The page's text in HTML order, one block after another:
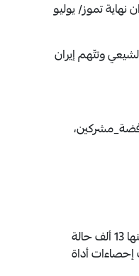
نهاية تموز/ يوليو
وتتّهم إيران
خلال الفترة بين 30 تموز و9 آب/ أغسطس، جمعت عشرة وسوم ذات صلة 4735 تدوينة، نتجت منها 13 ألف حالة
محتمل يقدّر بمليونين و777 ألفاً، بحسب إحصاءات أداة